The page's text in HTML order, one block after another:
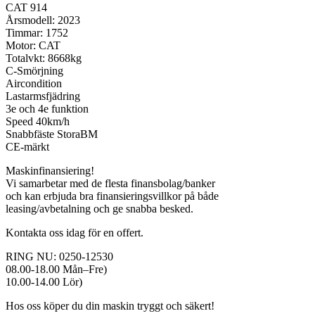
CAT 914
Årsmodell: 2023
Timmar: 1752
Motor: CAT
Totalvkt: 8668kg
C-Smörjning
Aircondition
Lastarmsfjädring
3e och 4e funktion
Speed 40km/h
Snabbfäste StoraBM
CE-märkt
Maskinfinansiering!
Vi samarbetar med de flesta finansbolag/banker
och kan erbjuda bra finansieringsvillkor på både
leasing/avbetalning och ge snabba besked.
Kontakta oss idag för en offert.
RING NU: 0250-12530
08.00-18.00 Mån–Fre)
10.00-14.00 Lör)
Hos oss köper du din maskin tryggt och säkert!